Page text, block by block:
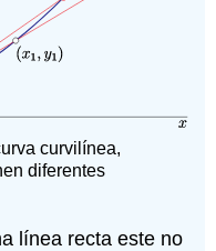
curvilínea,
diferentes
línea recta este no